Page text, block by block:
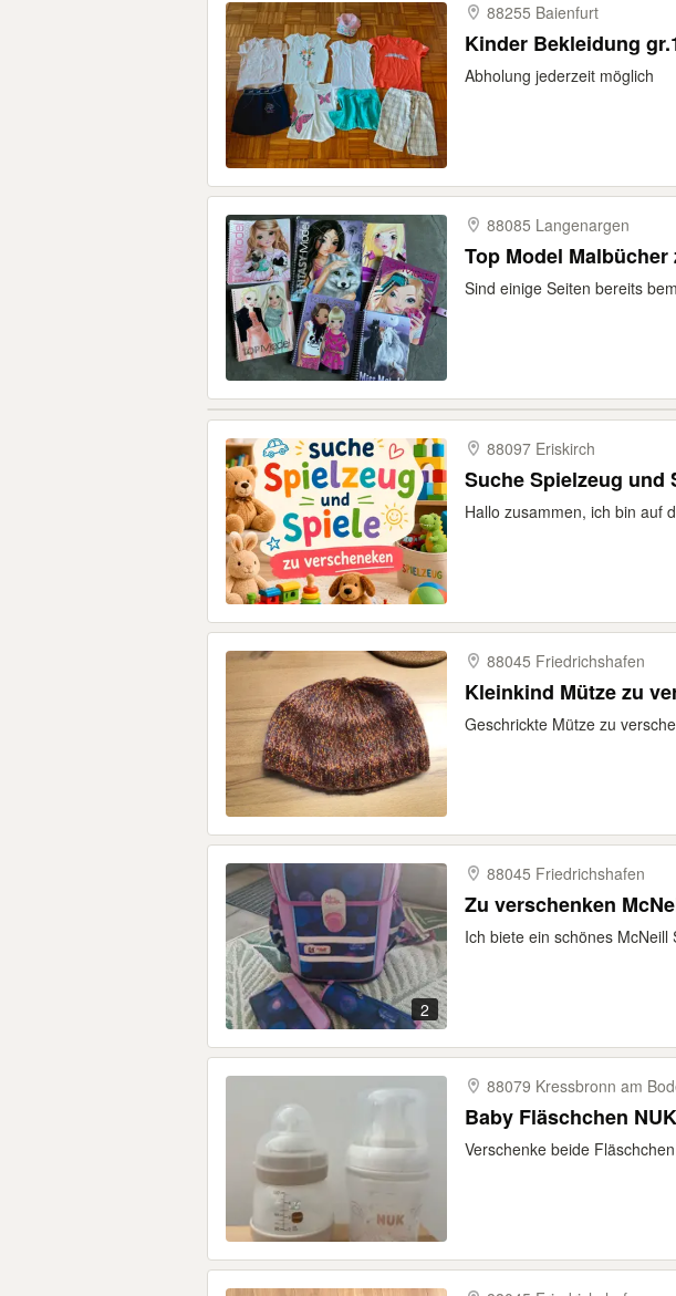
88255 Baienfurt
Kinder Bekleidung
Abholung jederzeit möglich
88085 Langenargen
Top Model
Sind einige Seiten bereits
88097 Eriskirch
Suche Spielzeug und
Hallo zusammen, ich bin auf
88045 Friedrichshafen
Kleinkind Mütze zu
Geschrickte Mütze zu
2
88045 Friedrichshafen
Zu verschenken
Ich biete ein schönes
88079 Kressbronn am
Baby Fläschchen
Verschenke beide